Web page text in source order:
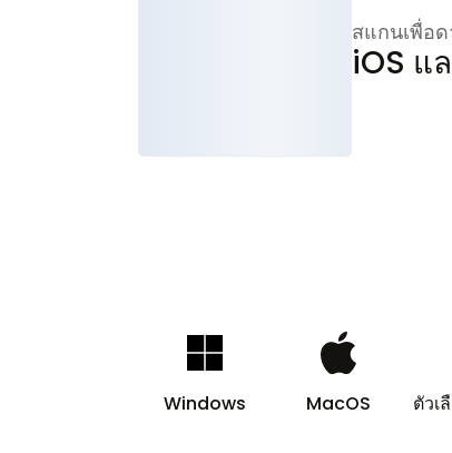
สแกนเพื่อ
iOS แ
Windows MacOS ตัวเ